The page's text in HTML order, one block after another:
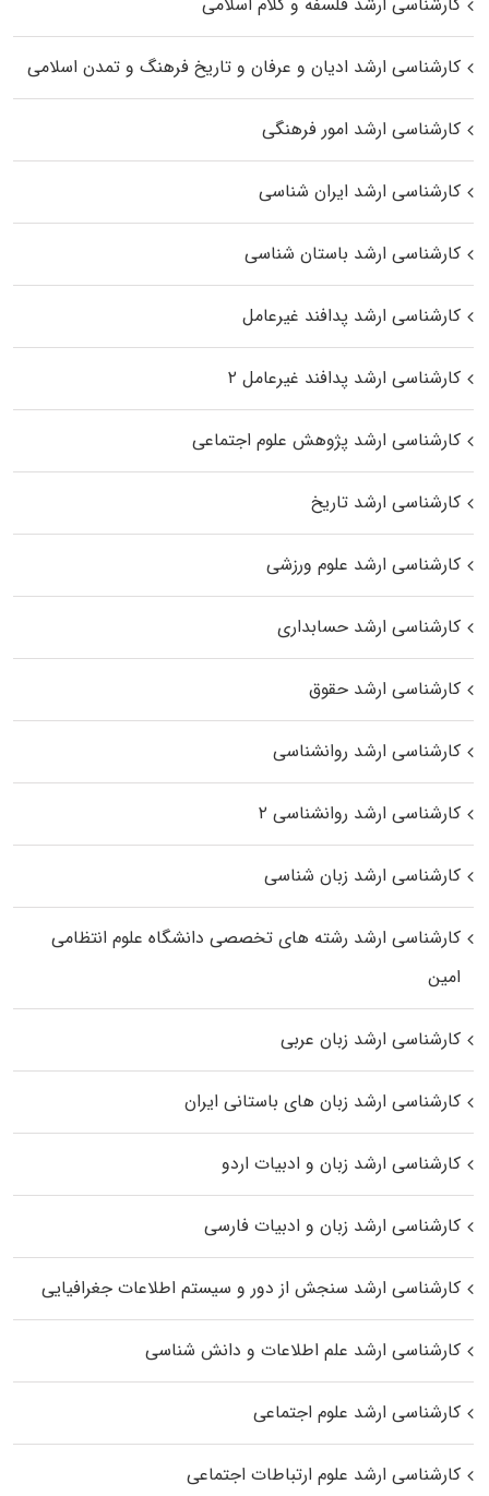
کارشناسی ارشد ادیان و عرفان و تاریخ فرهنگ و تمدن اسلامی
کارشناسی ارشد امور فرهنگی
کارشناسی ارشد ایران شناسی
کارشناسی ارشد باستان شناسی
کارشناسی ارشد پدافند غیرعامل
کارشناسی ارشد پدافند غیرعامل ۲
کارشناسی ارشد پژوهش علوم اجتماعی
کارشناسی ارشد تاریخ
کارشناسی ارشد علوم ورزشی
کارشناسی ارشد حسابداری
کارشناسی ارشد حقوق
کارشناسی ارشد روانشناسی
کارشناسی ارشد روانشناسی ۲
کارشناسی ارشد زبان شناسی
کارشناسی ارشد رﺷﺘﻪ ﻫﺎی تخصصی داﻧﺸﮕﺎه ﻋﻠﻮم انتظامی
اﻣﻴﻦ
کارشناسی ارشد زبان عربی
کارشناسی ارشد زبان‌ های باستانی ایران
کارشناسی ارشد زبان و ادبیات اردو
کارشناسی ارشد زبان و ادبیات فارسی
کارشناسی ارشد سنجش از دور و سیستم اطلاعات جغرافیایی
کارشناسی ارشد علم اطلاعات و دانش شناسی
کارشناسی ارشد علوم اجتماعی
کارشناسی ارشد علوم ارتباطات اجتماعی